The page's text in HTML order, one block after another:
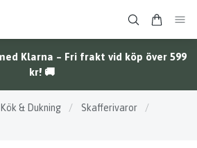
Klarna – Fri frakt vid köp över 599
kr! 🚚
Kök & Dukning / Skafferivaror
/